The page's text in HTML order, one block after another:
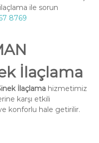
ile sorun
8769
İlaçlama
İlaçlamahizmetimiz
karşı etkili
konforlu hale getirilir.